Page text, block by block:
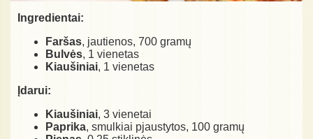
Ingredientai:
Faršas, jautienos, 700 gramų
Bulvės, 1 vienetas
Kiaušiniai, 1 vienetas
Įdarui:
Kiaušiniai, 3 vienetai
Paprika, smulkiai pjaustytos, 100 gramų